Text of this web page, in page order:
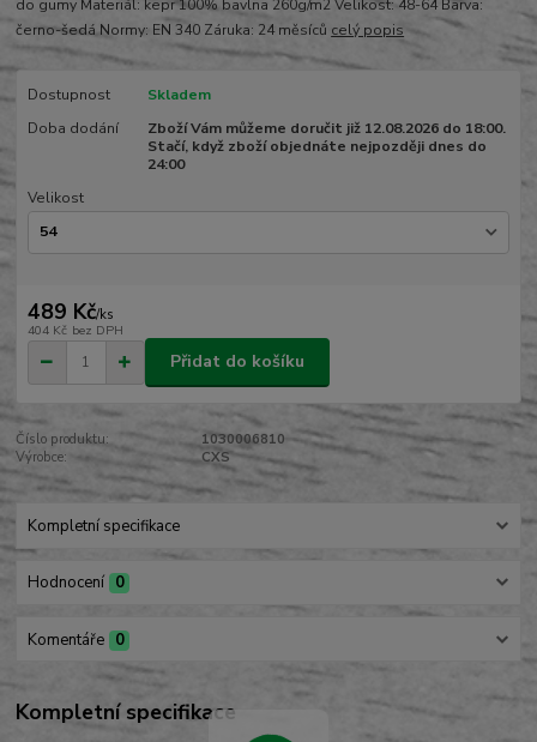
do gumy Materiál: kepr 100% bavlna 260g/m2 Velikost: 48-64 Barva:
černo-šedá Normy: EN 340 Záruka: 24 měsíců celý popis
Dostupnost
Skladem
Doba dodání
Zboží Vám můžeme doručit již 12.08.2026 do 18:00.
Stačí, když zboží objednáte nejpozději dnes do
24:00
Velikost
489 Kč/ks
404 Kč bez DPH
Přidat do košíku
Číslo produktu:
1030006810
Výrobce:
CXS
Kompletní specifikace
Hodnocení 0
Komentáře 0
Kompletní specifikace